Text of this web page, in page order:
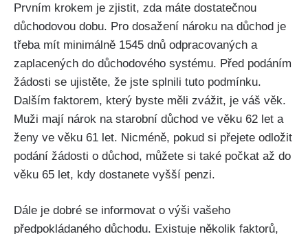
Prvním krokem je zjistit, zda máte dostatečnou
důchodovou dobu. Pro dosažení nároku na důchod je
třeba mít minimálně 1545 dnů odpracovaných a
zaplacených do důchodového systému. Před podáním
žádosti se ujistěte, že jste splnili tuto podmínku.
Dalším faktorem, který byste měli zvážit, je váš věk.
Muži mají nárok na starobní důchod ve věku 62 let a
ženy ve věku 61 let. Nicméně, pokud si přejete odložit
podání žádosti o důchod, můžete si také počkat až do
věku 65 let, kdy dostanete vyšší penzi.
Dále je dobré se informovat o výši vašeho
předpokládaného důchodu. Existuje několik faktorů,